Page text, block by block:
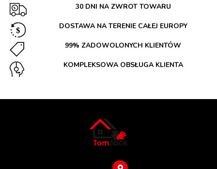
30 DNI NA ZWROT TOWARU
DOSTAWA NA TERENIE CAŁEJ EUROPY
99% ZADOWOLONYCH KLIENTÓW
KOMPLEKSOWA OBSŁUGA KLIENTA